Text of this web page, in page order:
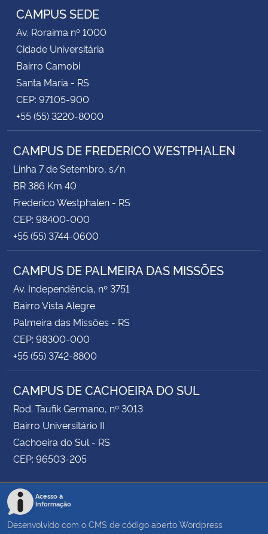
CAMPUS SEDE
Av. Roraima nº 1000
Cidade Universitária
Bairro Camobi
Santa Maria - RS
CEP: 97105-900
+55 (55) 3220-8000
CAMPUS DE FREDERICO WESTPHALEN
Linha 7 de Setembro, s/n
BR 386 Km 40
Frederico Westphalen - RS
CEP: 98400-000
+55 (55) 3744-0600
CAMPUS DE PALMEIRA DAS MISSÕES
Av. Independência, nº 3751
Bairro Vista Alegre
Palmeira das Missões - RS
CEP: 98300-000
+55 (55) 3742-8800
CAMPUS DE CACHOEIRA DO SUL
Rod. Taufik Germano, nº 3013
Bairro Universitário II
Cachoeira do Sul - RS
CEP: 96503-205
Acesso à
Informação
Desenvolvido com o CMS de código aberto Wordpress